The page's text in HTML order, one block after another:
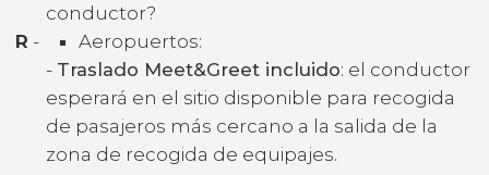
conductor?
R -
Aeropuertos:
- Traslado Meet&Greet incluido: el conductor
esperará en el sitio disponible para recogida
de pasajeros más cercano a la salida de la
zona de recogida de equipajes.